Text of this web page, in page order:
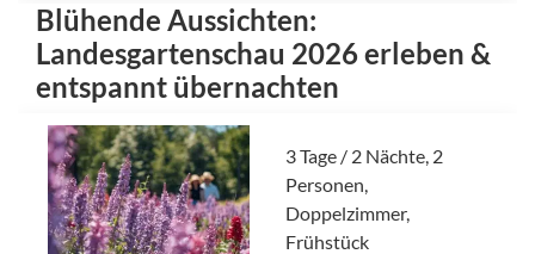
Blühende Aussichten:
Landesgartenschau 2026 erleben &
entspannt übernachten
3 Tage / 2 Nächte, 2
Personen,
Doppelzimmer,
Frühstück